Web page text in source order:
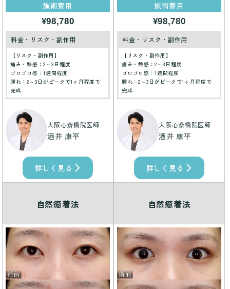
施術費用
¥98,780
料金・リスク・副作用
【リスク・副作用】
痛み・熱感：2～3日程度
ゴロゴロ感：1週間程度
腫れ：2～3日がピークで1ヶ月程度で
完成
大阪心斎橋院医師
酒井 康平
詳しく見る
施術費用
¥98,780
料金・リスク・副作用
【リスク・副作用】
痛み・熱感：2～3日程度
ゴロゴロ感：1週間程度
腫れ：2～3日がピークで1ヶ月程度で
完成
大阪心斎橋院医師
酒井 康平
詳しく見る
自然癒着法 自然癒着法